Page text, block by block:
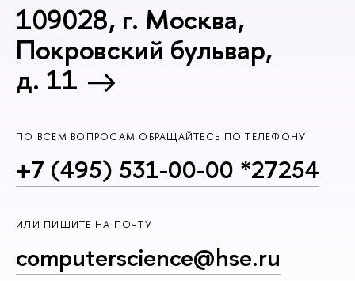
109028, г. Москва,
Покровский бульвар,
д. 11
ПО ВСЕМ ВОПРОСАМ ОБРАЩАЙТЕСЬ ПО ТЕЛЕФОНУ
+7 (495) 531-00-00 *27254
ИЛИ ПИШИТЕ НА ПОЧТУ
computerscience@hse.ru